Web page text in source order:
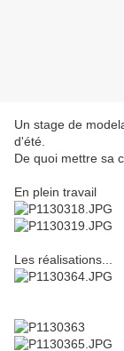
Un stage de
d'été.
De quoi mettre sa
En plein travail
Les réalisations...